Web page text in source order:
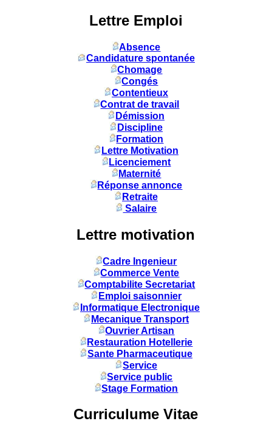
Lettre Emploi
Absence
Candidature spontanée
Chomage
Congés
Contentieux
Contrat de travail
Démission
Discipline
Formation
Lettre Motivation
Licenciement
Maternité
Réponse annonce
Retraite
Salaire
Lettre motivation
Cadre Ingenieur
Commerce Vente
Comptabilite Secretariat
Emploi saisonnier
Informatique Electronique
Mecanique Transport
Ouvrier Artisan
Restauration Hotellerie
Sante Pharmaceutique
Service
Service public
Stage Formation
Curriculume Vitae